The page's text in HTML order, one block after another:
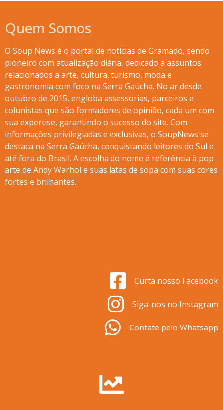
Quem Somos
O Soup News é o portal de notícias de Gramado, sendo
pioneiro com atualização diária, dedicado a assuntos
relacionados a arte, cultura, turismo, moda e
gastronomia com foco na Serra Gaúcha. No ar desde
outubro de 2015, engloba assessorias, parceiros e
colunistas que são formadores de opinião, cada um com
sua expertise, garantindo o sucesso do site. Com
informações privilegiadas e exclusivas, o SoupNews se
destaca na Serra Gaúcha, conquistando leitores do Sul e
até fora do Brasil. A escolha do nome é referência à pop
arte de Andy Warhol e suas latas de sopa com suas cores
fortes e brilhantes.
Curta nosso Facebook
Siga-nos no Instagram
Contate pelo Whatsapp